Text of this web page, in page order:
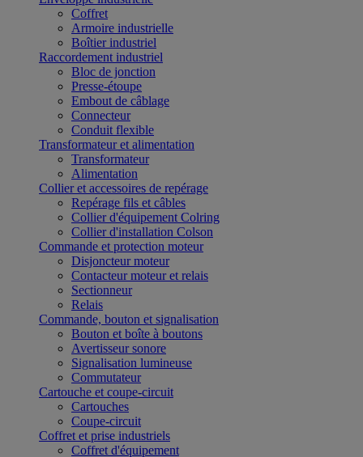
Coffret
Armoire industrielle
Boîtier industriel
Raccordement industriel
Bloc de jonction
Presse-étoupe
Embout de câblage
Connecteur
Conduit flexible
Transformateur et alimentation
Transformateur
Alimentation
Collier et accessoires de repérage
Repérage fils et câbles
Collier d'équipement Colring
Collier d'installation Colson
Commande et protection moteur
Disjoncteur moteur
Contacteur moteur et relais
Sectionneur
Relais
Commande, bouton et signalisation
Bouton et boîte à boutons
Avertisseur sonore
Signalisation lumineuse
Commutateur
Cartouche et coupe-circuit
Cartouches
Coupe-circuit
Coffret et prise industriels
Coffret d'équipement